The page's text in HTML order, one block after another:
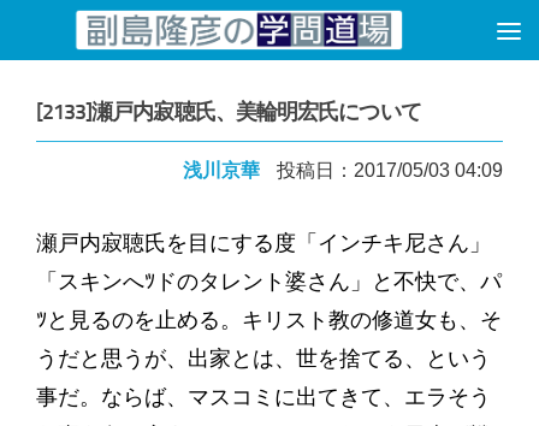
コンテンツへスキップ
[2133]瀬戸内寂聴氏、美輪明宏氏について
浅川京華 投稿日：2017/05/03 04:09
瀬戸内寂聴氏を目にする度「インチキ尼さん」
「スキンへﾂドのタレント婆さん」と不快で、パ
ﾂと見るのを止める。キリスト教の修道女も、そ
うだと思うが、出家とは、世を捨てる、という
事だ。ならば、マスコミに出てきて、エラそう